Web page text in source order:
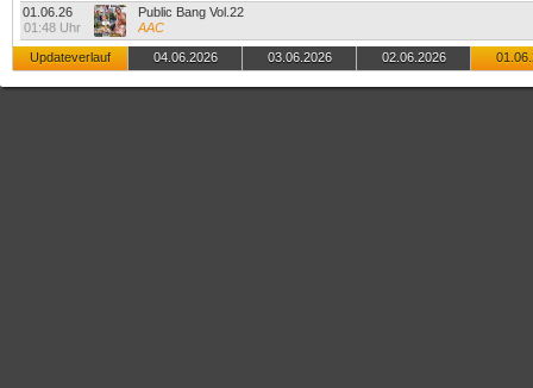
01.06.26
01:48 Uhr
Public Bang Vol.22
AAC
Updateverlauf 04.06.2026 03.06.2026 02.06.2026